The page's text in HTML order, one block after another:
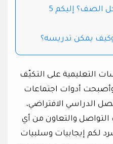
كيف تحفز طلابك داخل الصف؟ إليكم 5
وكيف يمكن تدريسه؟
التعليمية على التكيّف
أدوات اجتماعات
الدراسي الافتراضي،
التواصل والتعاون من أي
لكم إيجابيات وسلبيات